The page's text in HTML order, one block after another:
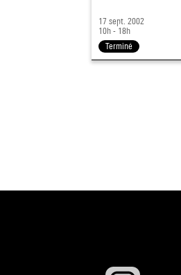
17 sept. 2002
10h - 18h
Terminé